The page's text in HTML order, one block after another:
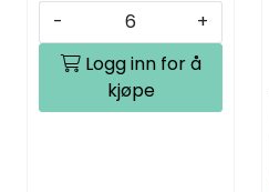
-
+
Logg inn for å
kjøpe